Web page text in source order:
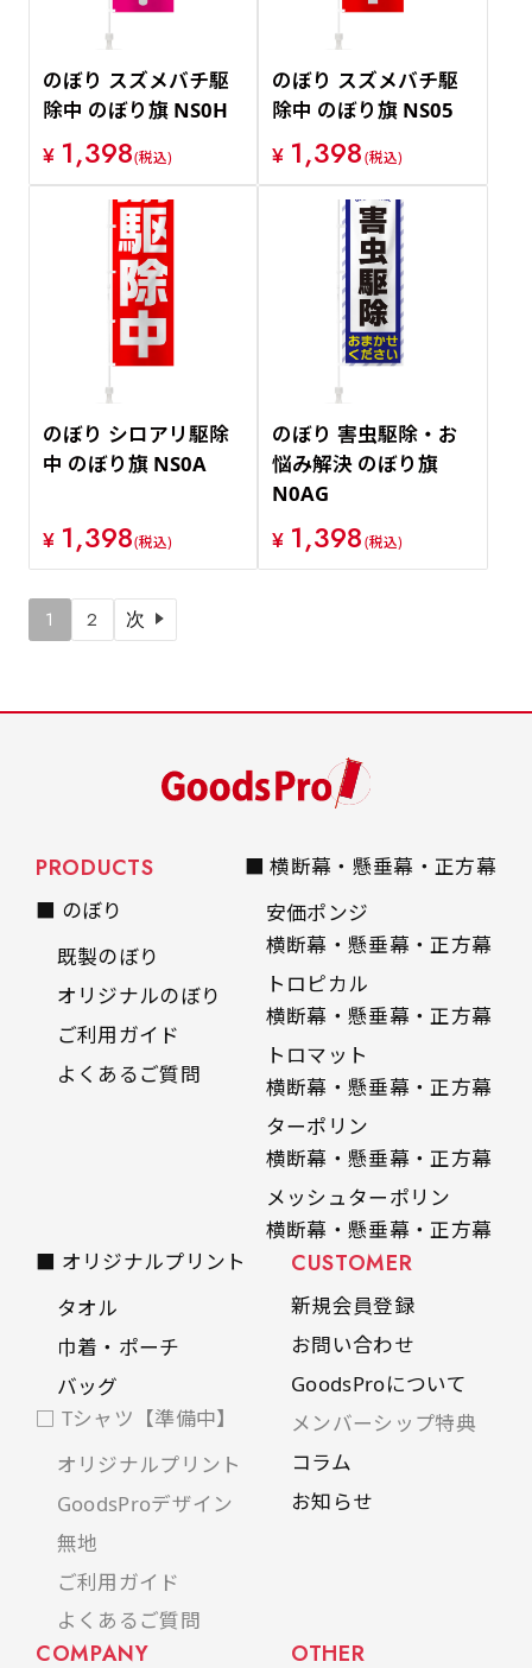
のぼり スズメバチ駆
除中 のぼり旗 NS0H
¥ 1,398(税込)
のぼり スズメバチ駆
除中 のぼり旗 NS05
¥ 1,398(税込)
のぼり シロアリ駆除
中 のぼり旗 NS0A
¥ 1,398(税込)
のぼり 害虫駆除・お
悩み解決 のぼり旗
N0AG
¥ 1,398(税込)
1 2 次
PRODUCTS
■ のぼり
既製のぼり
オリジナルのぼり
ご利用ガイド
よくあるご質問
■ 横断幕・懸垂幕・正方幕
安価ポンジ
横断幕・懸垂幕・正方幕
トロピカル
横断幕・懸垂幕・正方幕
トロマット
横断幕・懸垂幕・正方幕
ターポリン
横断幕・懸垂幕・正方幕
メッシュターポリン
横断幕・懸垂幕・正方幕
■ オリジナルプリント
タオル
巾着・ポーチ
バッグ
□ Tシャツ【準備中】
オリジナルプリント
GoodsProデザイン
無地
ご利用ガイド
よくあるご質問
CUSTOMER
新規会員登録
お問い合わせ
GoodsProについて
メンバーシップ特典
コラム
お知らせ
COMPANY OTHER